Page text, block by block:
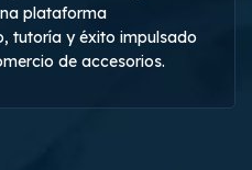
plataforma
tutoría y éxito impulsado
de accesorios.